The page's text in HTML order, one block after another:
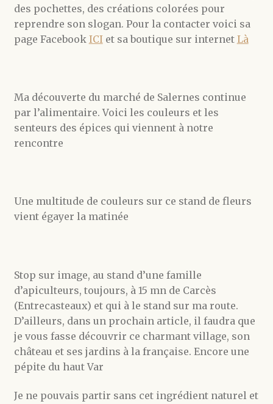
des pochettes, des créations colorées pour
reprendre son slogan. Pour la contacter voici sa
page Facebook ICIet sa boutique sur internet Là
Ma découverte du marché de Salernes continue
par l’alimentaire. Voici les couleurs et les
senteurs des épices qui viennent à notre
rencontre
Une multitude de couleurs sur ce stand de fleurs
vient égayer la matinée
Stop sur image, au stand d’une famille
d’apiculteurs, toujours, à 15 mn de Carcès
(Entrecasteaux) et qui à le stand sur ma route.
D’ailleurs, dans un prochain article, il faudra que
je vous fasse découvrir ce charmant village, son
château et ses jardins à la française. Encore une
pépite du haut Var
Je ne pouvais partir sans cet ingrédient naturel et